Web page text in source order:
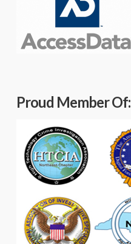
Proud Member Of: